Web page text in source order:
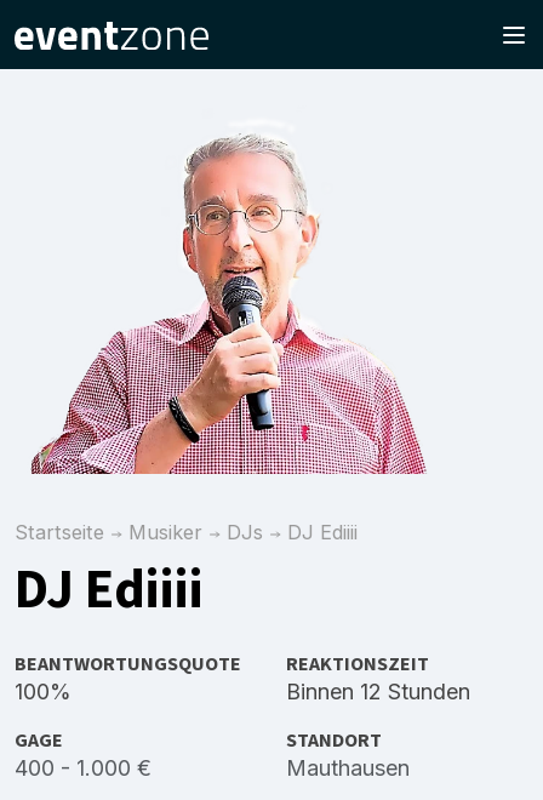
Startseite Musiker DJs DJ Ediiii
DJ Ediiii
BEANTWORTUNGSQUOTE
100%
REAKTIONSZEIT
Binnen 12 Stunden
GAGE
400 - 1.000 €
STANDORT
Mauthausen